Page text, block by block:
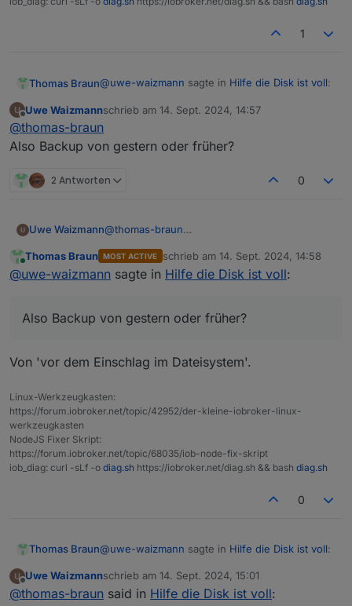
1
Thomas Braun@uwe-waizmann sagte in Hilfe die Disk ist voll:
Jetzt würdest du ja nur die kaputten Dateien
Offline
Uwe Waizmannschrieb am 14. Sept. 2024, 14:57
zuletzt editiert von
@thomas-braun
Also Backup von gestern oder früher?
2 Antworten 0
Uwe Waizmann@thomas-braun
Thomas Braun MOST ACTIVE schrieb am 14. Sept. 2024, 14:58
zuletzt editiert von
@uwe-waizmann sagte in Hilfe die Disk ist voll:
Also Backup von gestern oder früher?
Von 'vor dem Einschlag im Dateisystem'.
Linux-Werkzeugkasten:
https://forum.iobroker.net/topic/42952/der-kleine-iobroker-linux-
werkzeugkasten
NodeJS Fixer Skript:
https://forum.iobroker.net/topic/68035/iob-node-fix-skript
iob_diag: curl -sLf -o diag.sh https://iobroker.net/diag.sh && bash diag.sh
0
Thomas Braun@uwe-waizmann sagte in Hilfe die Disk ist voll:
Also Backup von gestern oder früher?
Offline
Uwe Waizmannschrieb am 14. Sept. 2024, 15:01
zuletzt editiert von
@thomas-braun said in Hilfe die Disk ist voll: